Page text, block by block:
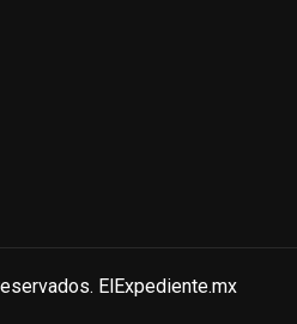
ElExpediente.mx